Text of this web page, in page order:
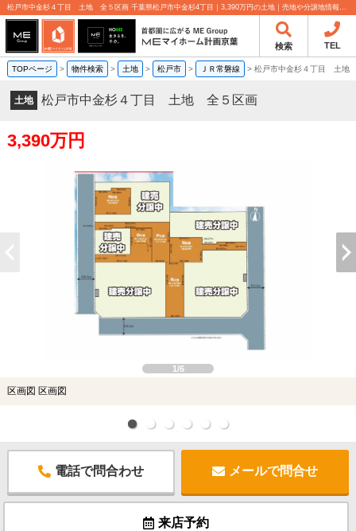
松戸市中金杉４丁目 土地 全５区画 千葉県松戸市中金杉4丁目｜3,390万円の土地｜売地や分譲地情報｜MEマイホーム計画京葉株式会社
検索 TEL
TOPページ > 物件検索 > 土地 > 松戸市 > ＪＲ常磐線 > 松戸市中金杉４丁目 土地
土地 松戸市中金杉４丁目 土地 全５区画
3,390万円
1/6
区画図 区画図
電話で問合わせ メールで問合せ
来店予約